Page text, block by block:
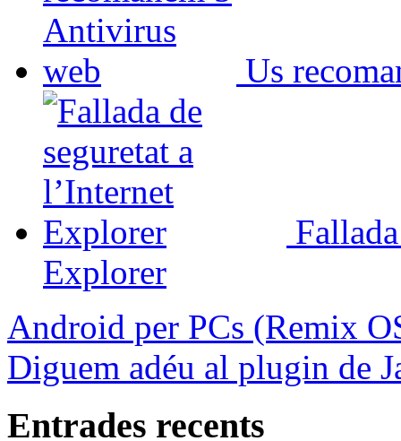
Us
Explorer
Android per PCs (Remix
Diguem adéu al plugin de
Entrades recents